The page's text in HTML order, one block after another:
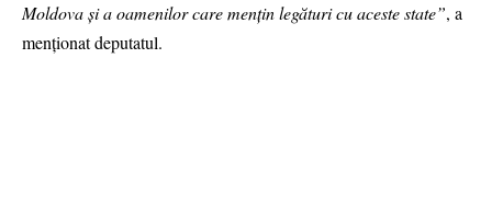
Moldova și a oamenilor care mențin legături cu aceste state”, a
menționat deputatul.